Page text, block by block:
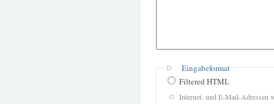
Eingabeformat
Filtered HTML
Internet- und E-Mail-Adressen